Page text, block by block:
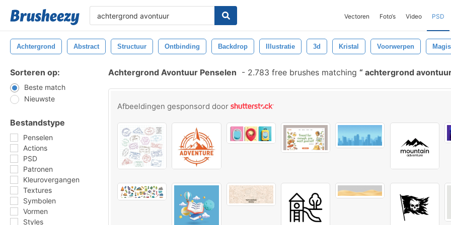
Vectoren Foto‘s Video PSD
Achtergrond Abstract Structuur Ontbinding Backdrop Illustratie 3d Kristal Voorwerpen
Sorteren op:
Beste match
Nieuwste
Bestandstype
Penselen
Actions
PSD
Patronen
Kleurovergangen
Textures
Symbolen
Vormen
Styles
Achtergrond Avontuur Penselen - 2.783 free brushes matching achtergrond
Afbeeldingen gesponsord door